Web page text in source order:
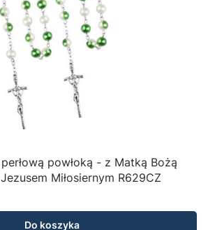
powłoką - z Matką Bożą
Miłosiernym R629CZ
Do koszyka